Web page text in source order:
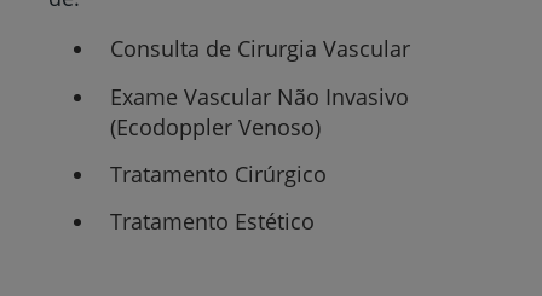
Consulta de Cirurgia Vascular
Exame Vascular Não Invasivo
(Ecodoppler Venoso)
Tratamento Cirúrgico
Tratamento Estético